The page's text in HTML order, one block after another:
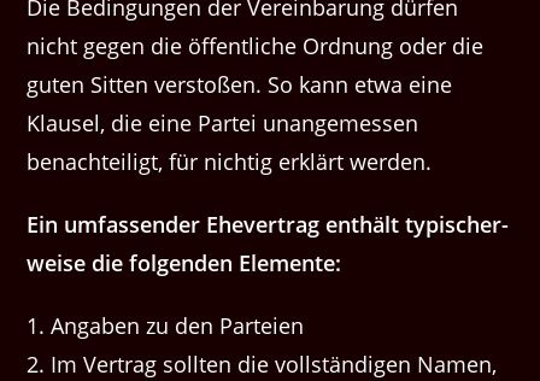
Die Bedin­gun­gen der Vere­in­barung dür­fen
nicht gegen die öffentliche Ord­nung oder die
guten Sit­ten ver­stoßen. So kann etwa eine
Klausel, die eine Partei unangemessen
benachteiligt, für nichtig erk­lärt werden.
Ein umfassender Ehev­er­trag enthält typ­is­cher­
weise die fol­gen­den Elemente:
Angaben zu den Parteien
Im Ver­trag soll­ten die voll­ständi­gen Namen,